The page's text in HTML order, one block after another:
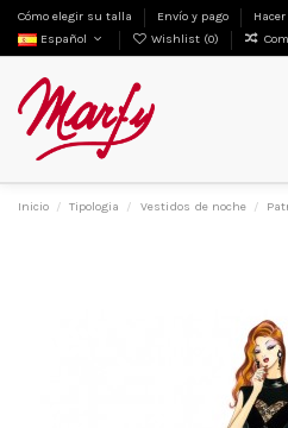
Cómo elegir su talla Envío y pago
Español
Wishlist (0)
Inicio Tipologia Vestidos de noche